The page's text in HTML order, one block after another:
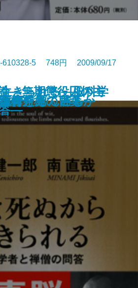
―無期懲役囚の主
だ
い幸福
610328-5 748円 2009/09/17
きられる―脳科学
答―
ー
ったもん勝ち
何を見ているか
育
林秀雄の言葉―